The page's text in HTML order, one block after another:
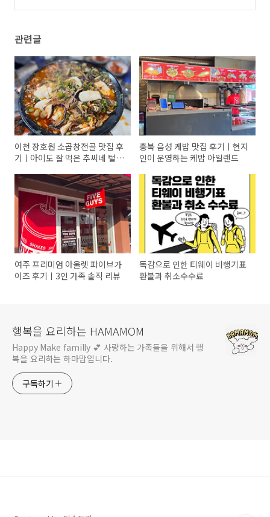
관련글
이천 장호원 소곱창전골 맛집 후
기ㅣ아이도 잘 먹은 추씨네 털보
충북 음성 케밥 맛집 후기ㅣ현지
인이 운영하는 케밥 아일랜드
여주 프리미엄 아울렛 파이브가
이즈 후기ㅣ3인 가족 솔직 리뷰
독감으로 인한 티웨이 비행기표
환불과 취소수수료
행복을 요리하는 HAMAMOM
Happy Make familly 💕 사랑하는 가족들을 위해서 행
복을 요리하는 하마맘입니다.
구독하기